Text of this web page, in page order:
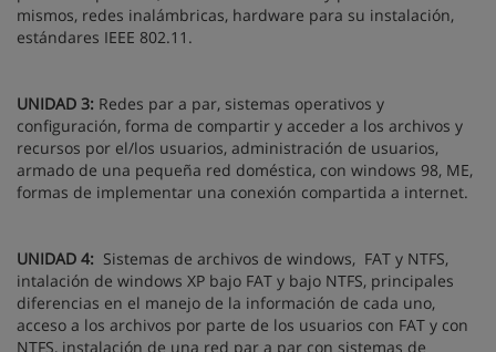
mismos, redes inalámbricas, hardware para su instalación,
estándares IEEE 802.11.
UNIDAD 3: Redes par a par, sistemas operativos y
configuración, forma de compartir y acceder a los archivos y
recursos por el/los usuarios, administración de usuarios,
armado de una pequeña red doméstica, con windows 98, ME,
formas de implementar una conexión compartida a internet.
UNIDAD 4: Sistemas de archivos de windows, FAT y NTFS,
intalación de windows XP bajo FAT y bajo NTFS, principales
diferencias en el manejo de la información de cada uno,
acceso a los archivos por parte de los usuarios con FAT y con
NTFS, instalación de una red par a par con sistemas de